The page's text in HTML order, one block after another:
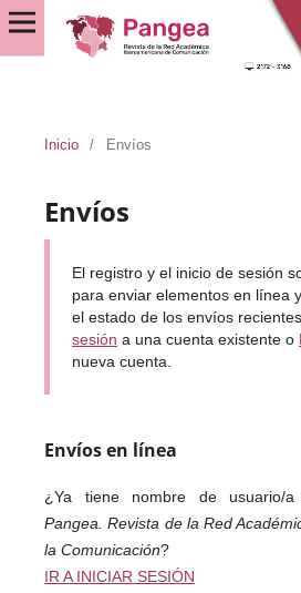
Inicio / Envíos
Envíos
El registro y el inicio de sesión
para enviar elementos en línea
el estado de los envíos recientes.
sesión a una cuenta existente o
nueva cuenta.
Envíos en línea
¿Ya tiene nombre de usuario/
Pangea. Revista de la Red
la Comunicación?
IR A INICIAR SESIÓN